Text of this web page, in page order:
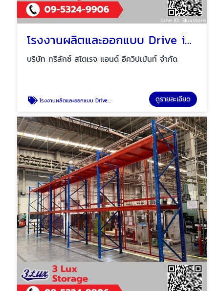
โรงงานผลิตและออกแบบ Drive in pallet rack
บริษัท ทรีลักซ์ สโตเรจ แอนด์ อีควิปเม้นท์ จำกัด
โรงงานผลิตและออกแบบ Drive in pallet rack ดูรายละเอียด